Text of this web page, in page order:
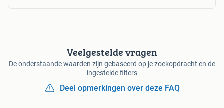
Veelgestelde vragen
De onderstaande waarden zijn gebaseerd op je zoekopdracht en de
ingestelde filters
Deel opmerkingen over deze FAQ